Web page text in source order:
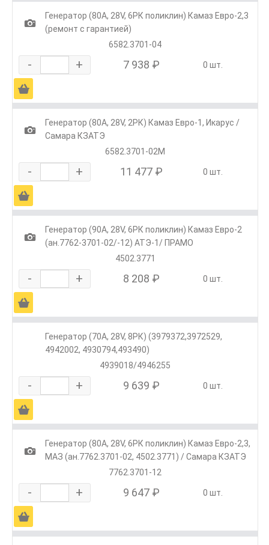
1
Генератор (80А, 28V, 6РК поликлин) Камаз Евро-2,3
(ремонт с гарантией)
6582.3701-04
- + 7 938 ₽ 0 шт.
Ä
1
Генератор (80А, 28V, 2РК) Камаз Евро-1, Икарус /
Самара КЗАТЭ
6582.3701-02М
- + 11 477 ₽ 0 шт.
Ä
1
Генератор (90А, 28V, 6РК поликлин) Камаз Евро-2
(ан.7762-3701-02/-12) АТЭ-1/ ПРАМО
4502.3771
- + 8 208 ₽ 0 шт.
Ä
Генератор (70А, 28V, 8РК) (3979372,3972529,
4942002, 4930794,493490)
4939018/4946255
- + 9 639 ₽ 0 шт.
Ä
1
Генератор (80A, 28V, 6РК поликлин) Камаз Евро-2,3,
МАЗ (ан.7762.3701-02, 4502.3771) / Самара КЗАТЭ
7762.3701-12
- + 9 647 ₽ 0 шт.
Ä